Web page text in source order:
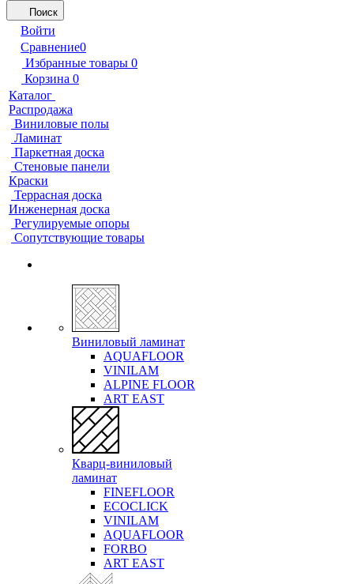
Поиск
Войти
Сравнение0
Избранные товары 0
Корзина 0
Каталог
Распродажа
Виниловые полы
Ламинат
Паркетная доска
Стеновые панели
Краски
Террасная доска
Инженерная доска
Регулируемые опоры
Сопутствующие товары
Виниловый ламинат
AQUAFLOOR
VINILAM
ALPINE FLOOR
ART EAST
Кварц-виниловый
ламинат
FINEFLOOR
ECOCLICK
VINILAM
AQUAFLOOR
FORBO
ART EAST